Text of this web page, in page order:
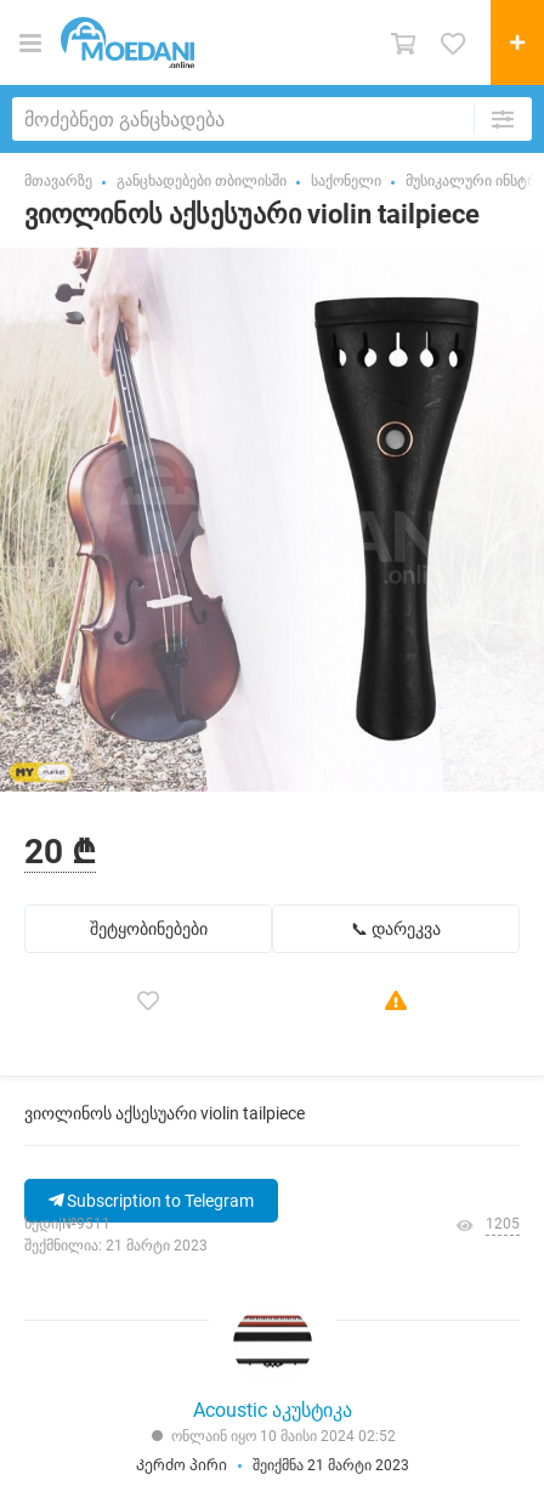
მთავარზე განცხადებები თბილისში საქონელი მუსიკალური
ვიოლინოს აქსესუარი violin tailpiece
20 ₾
შეტყობინებები 📞 დარეკვა
ვიოლინოს აქსესუარი violin tailpiece
Subscription to Telegram
ხედი|№9511
შექმნილია: 21 მარტი 2023
1205
Acoustic აკუსტიკა
ონლაინ იყო 10 მაისი 2024 02:52
Კერძო პირი
შეიქმნა 21 მარტი 2023